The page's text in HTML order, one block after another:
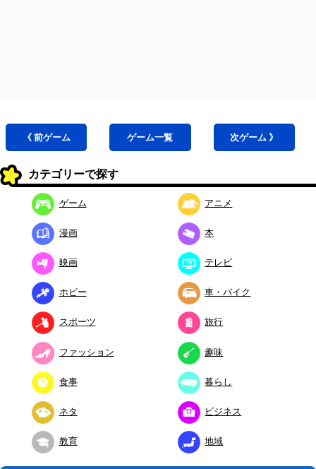
《 前ゲーム ゲーム一覧 次ゲーム 》
カテゴリーで探す
ゲーム アニメ
漫画 本
映画 テレビ
ホビー 車・バイク
スポーツ 旅行
ファッション 趣味
食事 暮らし
ネタ ビジネス
教育 地域